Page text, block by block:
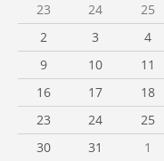
23 24 25
2
3 4
9
10 11
16
17 18
23
24 25
30
31 1